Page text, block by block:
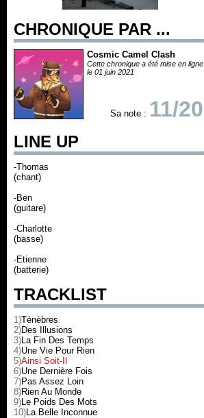
CHRONIQUE PAR ...
Cosmic Camel Clash
Cette chronique a été mise en ligne
le 01 juin 2021
Sa note : 11/20
LINE UP
-Thomas
(chant)
-Ben
(guitare)
-Charlotte
(basse)
-Etienne
(batterie)
TRACKLIST
1)Ténèbres
2)Des Illusions
3)La Fin Des Temps
4)Une Vie Pour Rien
5)Ainsi Soit-Il
6)Une Dernière Fois
7)Pas Assez Loin
8)Rien Au Monde
9)Le Poids Des Mots
10)La Belle Inconnue